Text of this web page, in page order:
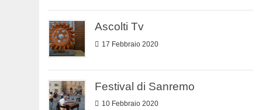
Ascolti Tv
17 Febbraio 2020
Festival di Sanremo
10 Febbraio 2020